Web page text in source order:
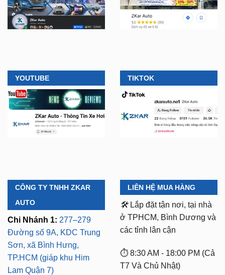
YOUTUBE TIKTOK
CÔNG TY TNHH ZKAR
AUTO
Chi Nhánh 1: 277–279
Đường số 9A, KDC Trung
Sơn, xã Bình Hưng,
TP.HCM (giáp khu Him
Lam Quận 7)
LIÊN HỆ MUA HÀNG
🛠️ Lắp đặt tận nơi, tại nhà
ở TPHCM, Bình Dương và
các tỉnh lân cận
⏱️ 8:30 AM - 18:00 PM (Cả
T7 Và Chủ Nhật)